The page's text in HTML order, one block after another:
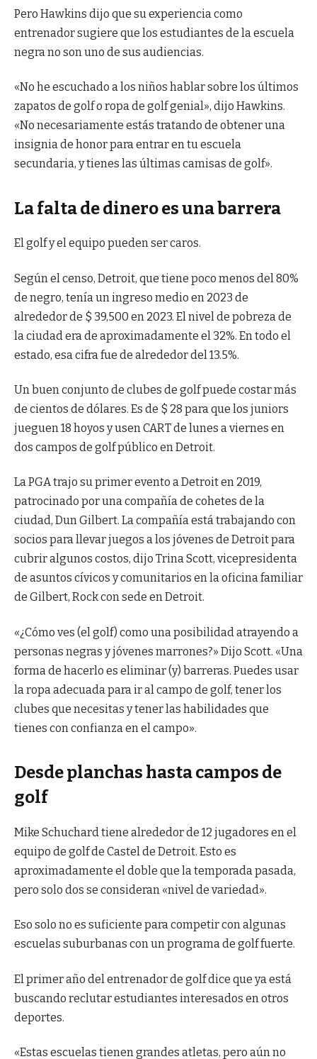
Pero Hawkins dijo que su experiencia como
entrenador sugiere que los estudiantes de la escuela
negra no son uno de sus audiencias.
«No he escuchado a los niños hablar sobre los últimos
zapatos de golf o ropa de golf genial», dijo Hawkins.
«No necesariamente estás tratando de obtener una
insignia de honor para entrar en tu escuela
secundaria, y tienes las últimas camisas de golf».
La falta de dinero es una barrera
El golf y el equipo pueden ser caros.
Según el censo, Detroit, que tiene poco menos del 80%
de negro, tenía un ingreso medio en 2023 de
alrededor de $ 39,500 en 2023. El nivel de pobreza de
la ciudad era de aproximadamente el 32%. En todo el
estado, esa cifra fue de alrededor del 13.5%.
Un buen conjunto de clubes de golf puede costar más
de cientos de dólares. Es de $ 28 para que los juniors
jueguen 18 hoyos y usen CART de lunes a viernes en
dos campos de golf público en Detroit.
La PGA trajo su primer evento a Detroit en 2019,
patrocinado por una compañía de cohetes de la
ciudad, Dun Gilbert. La compañía está trabajando con
socios para llevar juegos a los jóvenes de Detroit para
cubrir algunos costos, dijo Trina Scott, vicepresidenta
de asuntos cívicos y comunitarios en la oficina familiar
de Gilbert, Rock con sede en Detroit.
«¿Cómo ves (el golf) como una posibilidad atrayendo a
personas negras y jóvenes marrones?» Dijo Scott. «Una
forma de hacerlo es eliminar (y) barreras. Puedes usar
la ropa adecuada para ir al campo de golf, tener los
clubes que necesitas y tener las habilidades que
tienes con confianza en el campo».
Desde planchas hasta campos de
golf
Mike Schuchard tiene alrededor de 12 jugadores en el
equipo de golf de Castel de Detroit. Esto es
aproximadamente el doble que la temporada pasada,
pero solo dos se consideran «nivel de variedad».
Eso solo no es suficiente para competir con algunas
escuelas suburbanas con un programa de golf fuerte.
El primer año del entrenador de golf dice que ya está
buscando reclutar estudiantes interesados ​​en otros
deportes.
«Estas escuelas tienen grandes atletas, pero aún no